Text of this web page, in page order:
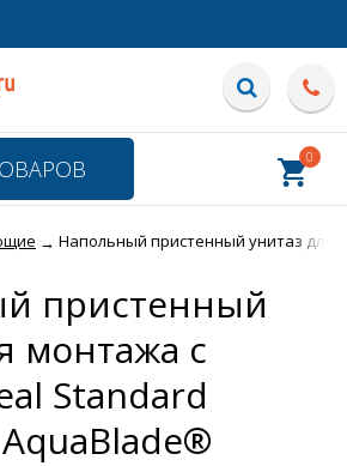
0
→ Напольный пристенный унитаз для
пристенный
монтажа с
Standard
AquaBlade®